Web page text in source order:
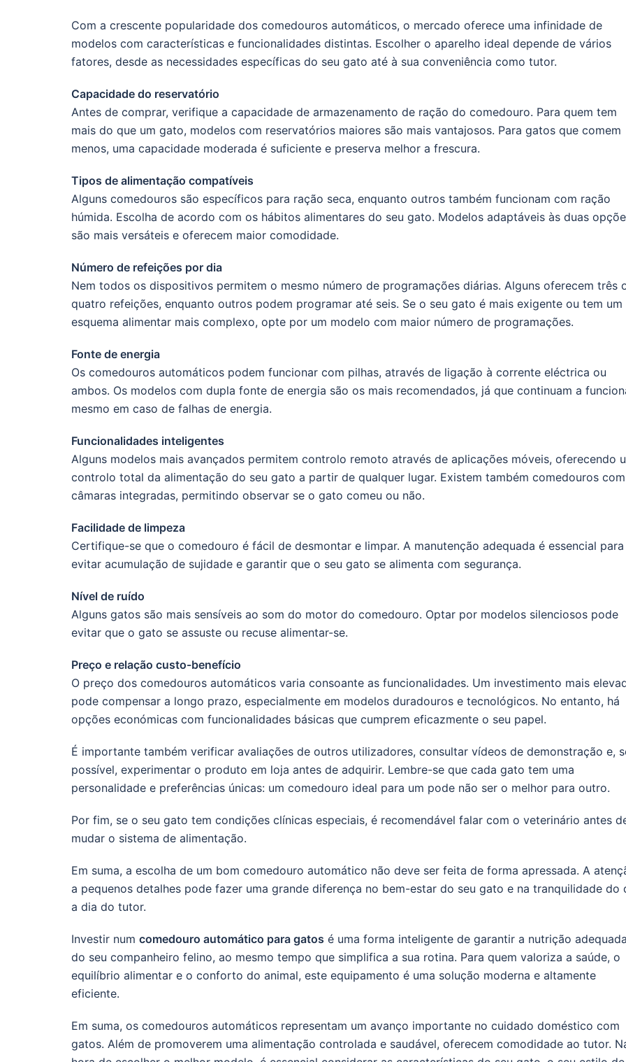
Com a crescente popularidade dos comedouros automáticos, o mercado oferece uma infinidade de
modelos com características e funcionalidades distintas. Escolher o aparelho ideal depende de vários
fatores, desde as necessidades específicas do seu gato até à sua conveniência como tutor.
Capacidade do reservatório
Antes de comprar, verifique a capacidade de armazenamento de ração do comedouro. Para quem tem
mais do que um gato, modelos com reservatórios maiores são mais vantajosos. Para gatos que comem
menos, uma capacidade moderada é suficiente e preserva melhor a frescura.
Tipos de alimentação compatíveis
Alguns comedouros são específicos para ração seca, enquanto outros também funcionam com ração
húmida. Escolha de acordo com os hábitos alimentares do seu gato. Modelos adaptáveis às duas
são mais versáteis e oferecem maior comodidade.
Número de refeições por dia
Nem todos os dispositivos permitem o mesmo número de programações diárias. Alguns oferecem três
quatro refeições, enquanto outros podem programar até seis. Se o seu gato é mais exigente ou tem um
esquema alimentar mais complexo, opte por um modelo com maior número de programações.
Fonte de energia
Os comedouros automáticos podem funcionar com pilhas, através de ligação à corrente eléctrica ou
ambos. Os modelos com dupla fonte de energia são os mais recomendados, já que continuam a
mesmo em caso de falhas de energia.
Funcionalidades inteligentes
Alguns modelos mais avançados permitem controlo remoto através de aplicações móveis, oferecendo
controlo total da alimentação do seu gato a partir de qualquer lugar. Existem também comedouros com
câmaras integradas, permitindo observar se o gato comeu ou não.
Facilidade de limpeza
Certifique-se que o comedouro é fácil de desmontar e limpar. A manutenção adequada é essencial para
evitar acumulação de sujidade e garantir que o seu gato se alimenta com segurança.
Nível de ruído
Alguns gatos são mais sensíveis ao som do motor do comedouro. Optar por modelos silenciosos pode
evitar que o gato se assuste ou recuse alimentar-se.
Preço e relação custo-benefício
O preço dos comedouros automáticos varia consoante as funcionalidades. Um investimento mais
pode compensar a longo prazo, especialmente em modelos duradouros e tecnológicos. No entanto, há
opções económicas com funcionalidades básicas que cumprem eficazmente o seu papel.
É importante também verificar avaliações de outros utilizadores, consultar vídeos de demonstração e,
possível, experimentar o produto em loja antes de adquirir. Lembre-se que cada gato tem uma
personalidade e preferências únicas: um comedouro ideal para um pode não ser o melhor para outro.
Por fim, se o seu gato tem condições clínicas especiais, é recomendável falar com o veterinário antes
mudar o sistema de alimentação.
Em suma, a escolha de um bom comedouro automático não deve ser feita de forma apressada. A
a pequenos detalhes pode fazer uma grande diferença no bem-estar do seu gato e na tranquilidade do
a dia do tutor.
Investir num comedouro automático para gatos é uma forma inteligente de garantir a nutrição
do seu companheiro felino, ao mesmo tempo que simplifica a sua rotina. Para quem valoriza a saúde, o
equilíbrio alimentar e o conforto do animal, este equipamento é uma solução moderna e altamente
eficiente.
Em suma, os comedouros automáticos representam um avanço importante no cuidado doméstico com
gatos. Além de promoverem uma alimentação controlada e saudável, oferecem comodidade ao tutor.